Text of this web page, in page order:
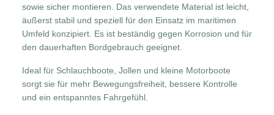
sowie sicher montieren. Das verwendete Material ist leicht,
äußerst stabil und speziell für den Einsatz im maritimen
Umfeld konzipiert. Es ist beständig gegen Korrosion und für
den dauerhaften Bordgebrauch geeignet.
Ideal für Schlauchboote, Jollen und kleine Motorboote
sorgt sie für mehr Bewegungsfreiheit, bessere Kontrolle
und ein entspanntes Fahrgefühl.